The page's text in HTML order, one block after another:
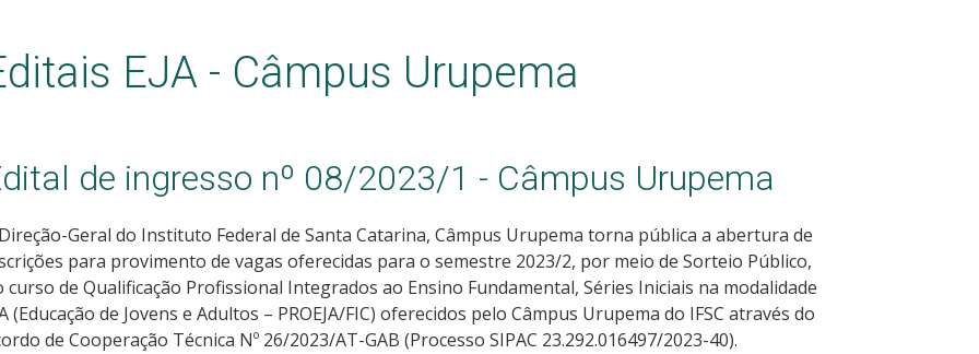
EJA - Câmpus Urupema
de ingresso nº 08/2023/1 - Câmpus Urupema
Geral do Instituto Federal de Santa Catarina, Câmpus Urupema torna pública a abertura de
para provimento de vagas oferecidas para o semestre 2023/2, por meio de Sorteio Público,
curso de Qualificação Profissional Integrados ao Ensino Fundamental, Séries Iniciais na modalidade
(Educação de Jovens e Adultos – PROEJA/FIC) oferecidos pelo Câmpus Urupema do IFSC através do
de Cooperação Técnica Nº 26/2023/AT-GAB (Processo SIPAC 23.292.016497/2023-40).